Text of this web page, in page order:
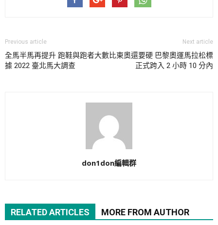
Previous article
全馬半馬再提升 跑鞋與跑者大數
據 2022 臺北馬大調查
Next article
比東奧還要硬 巴黎奧運馬拉松標
正式跨入 2 小時 10 分內
don1don編輯群
RELATED ARTICLES MORE FROM AUTHOR